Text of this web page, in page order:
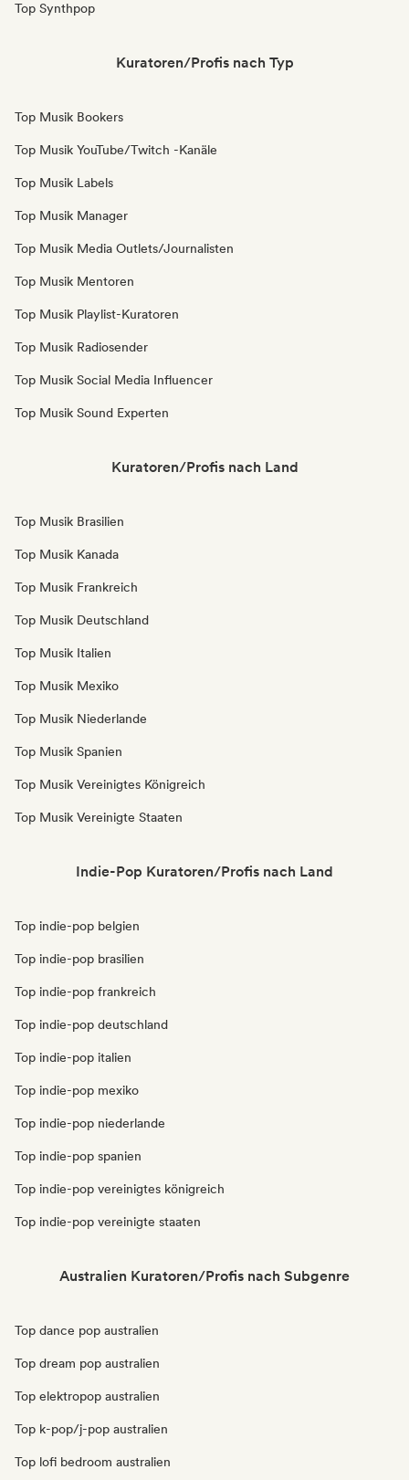
Top Synthpop
Kuratoren/Profis nach Typ
Top Musik Bookers
Top Musik YouTube/Twitch -Kanäle
Top Musik Labels
Top Musik Manager
Top Musik Media Outlets/Journalisten
Top Musik Mentoren
Top Musik Playlist-Kuratoren
Top Musik Radiosender
Top Musik Social Media Influencer
Top Musik Sound Experten
Kuratoren/Profis nach Land
Top Musik Brasilien
Top Musik Kanada
Top Musik Frankreich
Top Musik Deutschland
Top Musik Italien
Top Musik Mexiko
Top Musik Niederlande
Top Musik Spanien
Top Musik Vereinigtes Königreich
Top Musik Vereinigte Staaten
Indie-Pop Kuratoren/Profis nach Land
Top indie-pop belgien
Top indie-pop brasilien
Top indie-pop frankreich
Top indie-pop deutschland
Top indie-pop italien
Top indie-pop mexiko
Top indie-pop niederlande
Top indie-pop spanien
Top indie-pop vereinigtes königreich
Top indie-pop vereinigte staaten
Australien Kuratoren/Profis nach Subgenre
Top dance pop australien
Top dream pop australien
Top elektropop australien
Top k-pop/j-pop australien
Top lofi bedroom australien